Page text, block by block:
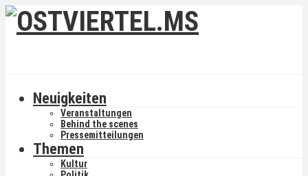
Neuigkeiten
Veranstaltungen
Behind the scenes
Pressemitteilungen
Themen
Kultur